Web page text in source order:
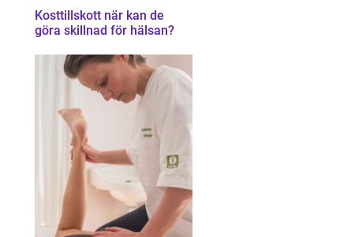
Kosttillskott när kan de
göra skillnad för hälsan?